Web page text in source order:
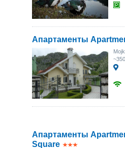
Апартаменты
Апартаменты
Square